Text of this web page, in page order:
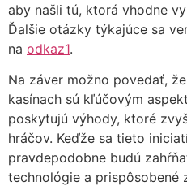
aby našli tú, ktorá vhodne
Ďalšie otázky týkajúce sa
na odkaz1.
Na záver možno povedať,
kasínach sú kľúčovým
poskytujú výhody, ktoré
hráčov. Keďže sa tieto
pravdepodobne budú
technológie a prispôsobené